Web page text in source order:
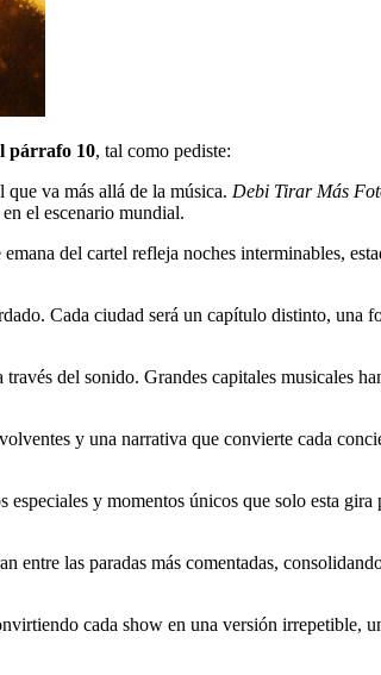
párrafo 10, tal como pediste:
va más allá de la música. Debi Tirar Más
el escenario mundial.
del cartel refleja noches interminables,
Cada ciudad será un capítulo distinto, una
del sonido. Grandes capitales musicales
y una narrativa que convierte cada
y momentos únicos que solo esta
las paradas más comentadas,
cada show en una versión irrepetible,